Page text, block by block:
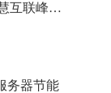
功举办
务器节能